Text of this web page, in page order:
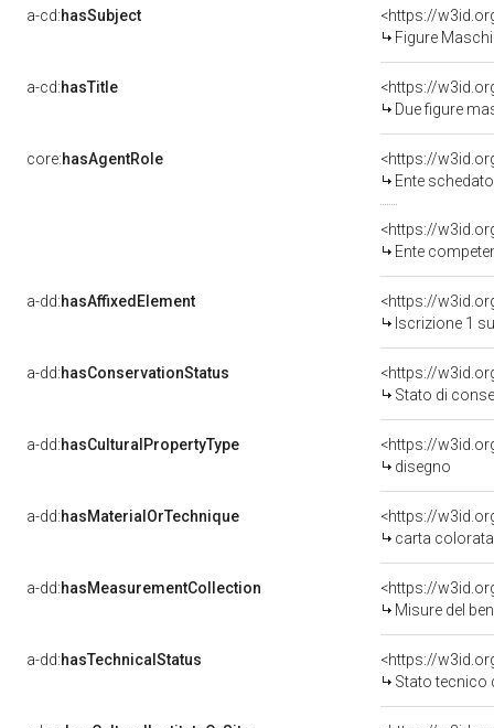
a-cd:hasSubject
<https://
Figure
a-cd:hasTitle
<https://
Due figure
core:hasAgentRole
<https://
Ente schedatore
<https://
Ente competente
a-dd:hasAffixedElement
<https://
Iscrizione 1
a-dd:hasConservationStatus
<https://
Stato di
a-dd:hasCulturalPropertyType
<https://
disegno
a-dd:hasMaterialOrTechnique
<https://
carta
a-dd:hasMeasurementCollection
<https://
Misure del
a-dd:hasTechnicalStatus
<https://
Stato tecnico